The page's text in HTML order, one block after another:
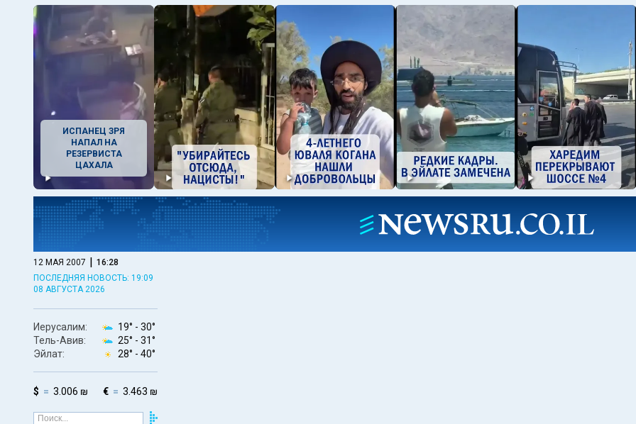
ИСПАНЕЦ ЗРЯ
НАПАЛ НА
РЕЗЕРВИСТА
ЦАХАЛА
12 МАЯ 2007 | 16:28
ПОСЛЕДНЯЯ НОВОСТЬ: 19:09
08 АВГУСТА 2026
Иерусалим: 19° - 30°
Тель-Авив:
25° - 31°
Эйлат:
28° - 40°
$ 3.006 ₪ € 3.463 ₪